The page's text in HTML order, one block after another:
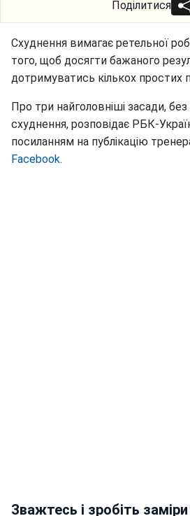
Поділитися
Схуднення вимагає ретельної
того, щоб досягти бажаного
дотримуватись кількох простих
Про три найголовніші засади,
схуднення, розповідає РБК-
посиланням на публікацію
Facebook.
Зважтесь і зробіть заміри